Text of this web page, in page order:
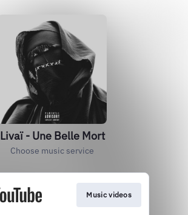
Livaï - Une Belle Mort
Choose music service
Music videos